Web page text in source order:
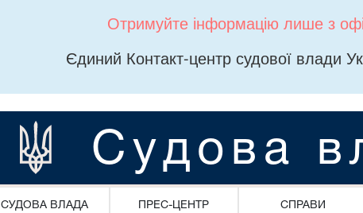
Отримуйте інформацію лише з
Єдиний Контакт-центр судової влади
Судова
СУДОВА ВЛАДА ПРЕС-ЦЕНТР СПРАВИ